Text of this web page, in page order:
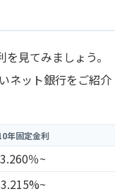
見てみましょう。
ネット銀行をご紹介
年固定金利
3.260％~
3.215%~